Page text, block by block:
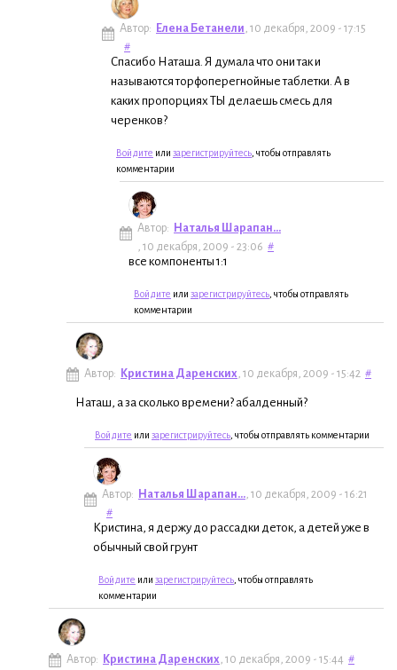
Автор: Елена Бетанели , 10 декабря, 2009 - 17:15
#
Спасибо Наташа. Я думала что они так и
называются торфоперегнойные таблетки. А в
каких пропорциях ТЫ делаешь смесь для
черенков?
Войдите или зарегистрируйтесь , чтобы отправлять
комментарии
Автор: Наталья Шарапан...
, 10 декабря, 2009 - 23:06 #
все компоненты 1:1
Войдите или зарегистрируйтесь , чтобы отправлять
комментарии
Автор: Кристина Даренских, 10 декабря, 2009 - 15:42 #
Наташ, а за сколько времени? абалденный?
Войдите или зарегистрируйтесь , чтобы отправлять комментарии
Автор: Наталья Шарапан... , 10 декабря, 2009 - 16:21
#
Кристина, я держу до рассадки деток, а детей уже в
обычный свой грунт
Войдите или зарегистрируйтесь , чтобы отправлять
комментарии
Автор: Кристина Даренских, 10 декабря, 2009 - 15:44 #